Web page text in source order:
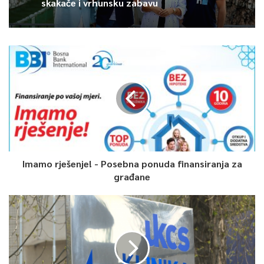
Koeman je šest godina igrao za Barcelonu, a na Camp Nou je
bio i na počecima svog trenerskog puta kao pomoćnik Luisu
0
Article Rating
skakače i vrhunsku zabavu
Imamo rješenje! - Posebna ponuda finansiranja za
građane